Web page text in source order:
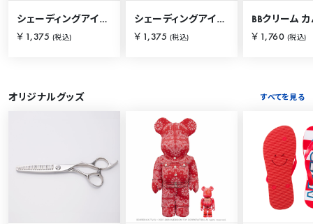
シェーディングアイライナー ブラック
￥1,375 (税込)
シェーディングアイライナー ブラウン
￥1,375 (税込) ￥1,760 (税込)
オリジナルグッズ すべてを見る